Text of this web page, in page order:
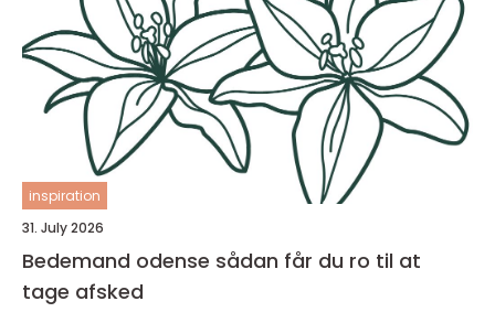
inspiration
31. July 2026
Bedemand odense sådan får du ro til at
tage afsked